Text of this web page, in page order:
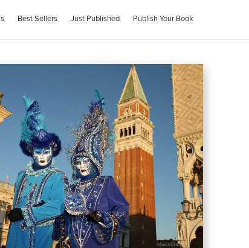
Best Sellers Just Published Publish Your Book